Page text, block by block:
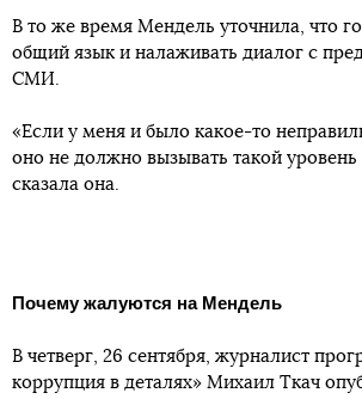
В то же время Мендель уточнила, что
общий язык и налаживать диалог с
СМИ.
«Если у меня и было какое-то
оно не должно вызывать такой
сказала она.
Почему жалуются на Мендель
В четверг, 26 сентября, журналист
коррупция в деталях» Михаил Ткач